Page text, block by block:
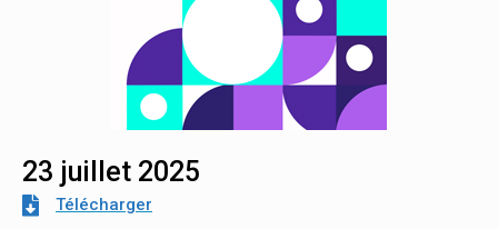
23 juillet 2025
Télécharger